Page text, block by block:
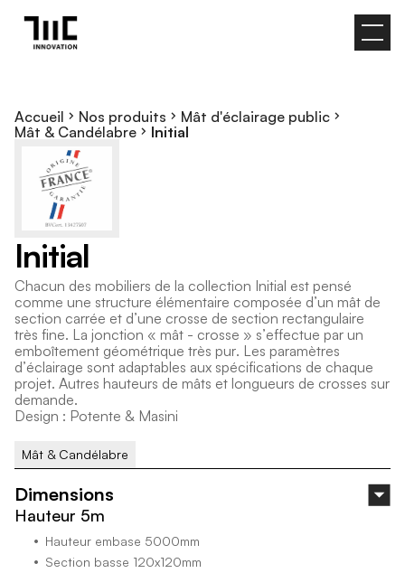
Accueil Nos produits
Mât d'éclairage public
Mât & Candélabre
Initial
Initial
Chacun des mobiliers de la collection Initial est pensé
comme une structure élémentaire composée d’un mât de
section carrée et d’une crosse de section rectangulaire
très fine. L a jonction « mât - crosse » s’effectue par un
emboîtement géométrique très pur. L es paramètres
d’éclairage sont adaptables aux spécifications de chaque
projet. Autres hauteurs de mâts et longueurs de crosses sur
demande.
Design : Potente & Masini
Mât & Candélabre
Dimensions
Hauteur 5m
Hauteur embase 5000mm
Section basse 120x120mm